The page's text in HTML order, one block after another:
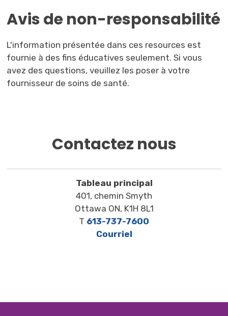
Avis de non-responsabilité
L'information présentée dans ces resources est
fournie à des fins éducatives seulement. Si vous
avez des questions, veuillez les poser à votre
fournisseur de soins de santé.
Contactez nous
Tableau principal
401, chemin Smyth
Ottawa ON, K1H 8L1
T 613-737-7600
Courriel